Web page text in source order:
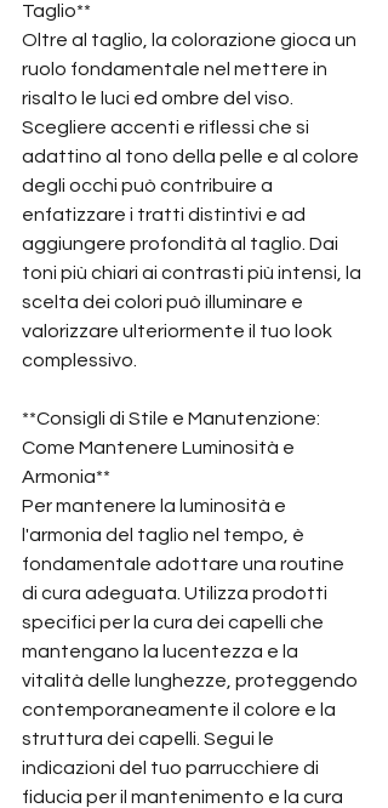
Taglio**
Oltre al taglio, la colorazione gioca un
ruolo fondamentale nel mettere in
risalto le luci ed ombre del viso.
Scegliere accenti e riflessi che si
adattino al tono della pelle e al colore
degli occhi può contribuire a
enfatizzare i tratti distintivi e ad
aggiungere profondità al taglio. Dai
toni più chiari ai contrasti più intensi, la
scelta dei colori può illuminare e
valorizzare ulteriormente il tuo look
complessivo.
**Consigli di Stile e Manutenzione:
Come Mantenere Luminosità e
Armonia**
Per mantenere la luminosità e
l'armonia del taglio nel tempo, è
fondamentale adottare una routine
di cura adeguata. Utilizza prodotti
specifici per la cura dei capelli che
mantengano la lucentezza e la
vitalità delle lunghezze, proteggendo
contemporaneamente il colore e la
struttura dei capelli. Segui le
indicazioni del tuo parrucchiere di
fiducia per il mantenimento e la cura